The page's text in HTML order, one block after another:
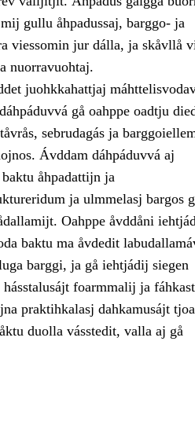
gullu åhpadussaj, barggo- ja
viessomin jur dálla, ja skåvllå
nuorravuohtaj.
juohkkahattjaj
gå oahppe oadtju
sebrudagás ja
Ávddam dáhpáduvvá aj
åhpadattijn ja
ja ulmmelasj bargos
Oahppe åvddåni
baktu ma åvdedit
barggi, ja gå iehtjádij siegen
foarmmalij ja
praktihkalasj dahkamusájt
duolla vásstedit, valla aj gå